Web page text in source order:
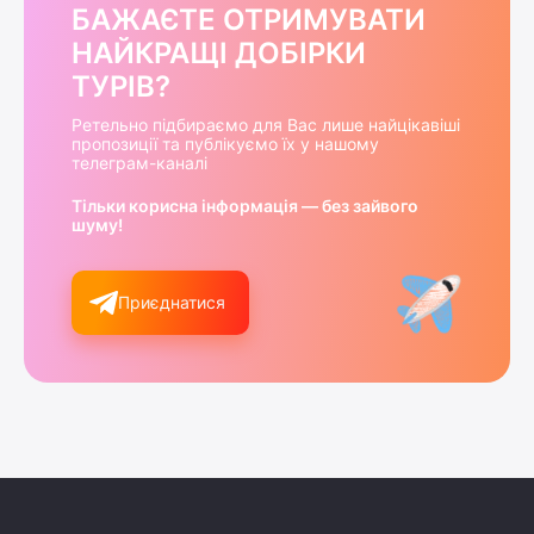
БАЖАЄТЕ ОТРИМУВАТИ
НАЙКРАЩІ ДОБІРКИ
ТУРІВ?
Ретельно підбираємо для Вас лише найцікавіші
пропозиції та публікуємо їх у нашому
телеграм-каналі
Тільки корисна інформація — без зайвого
шуму!
Приєднатися